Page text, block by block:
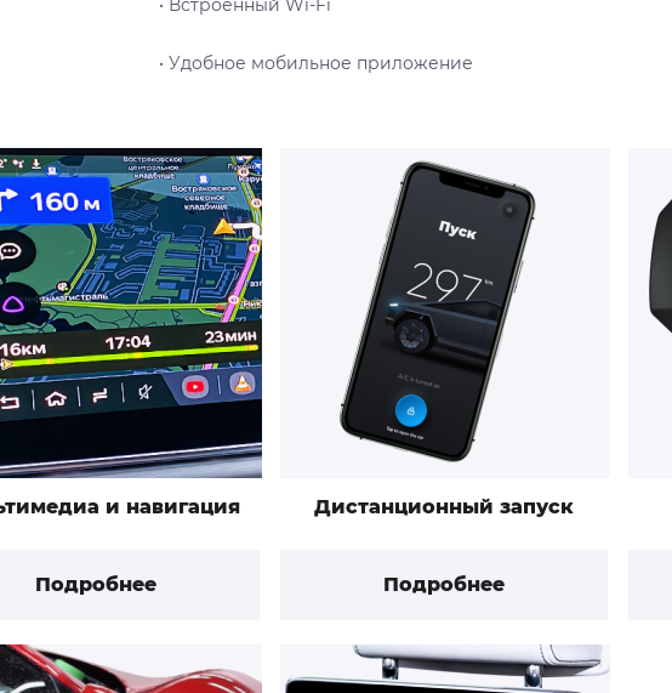
• Встроенный Wi-Fi
• Удобное мобильное приложение
и навигация
Подробнее
Дистанционный запуск
Подробнее